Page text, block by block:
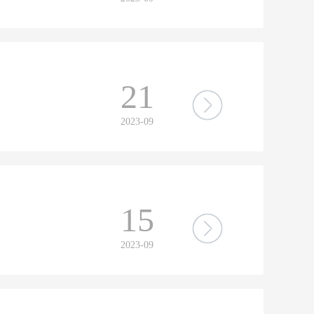
21
2023-09
15
2023-09